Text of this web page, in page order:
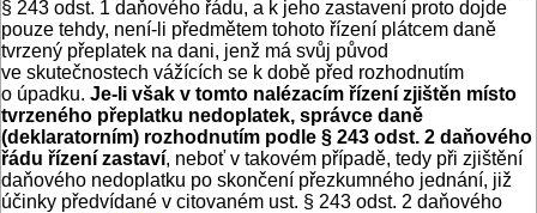
§ 243 odst. 1 daňového řádu, a k jeho zastavení proto dojde
pouze tehdy, není-li předmětem tohoto řízení plátcem daně
tvrzený přeplatek na dani, jenž má svůj původ
ve skutečnostech vážících se k době před rozhodnutím
o úpadku. Je-li však v tomto nalézacím řízení zjištěn místo
tvrzeného přeplatku nedoplatek, správce daně
(deklaratorním) rozhodnutím podle § 243 odst. 2 daňového
řádu řízení zastaví, neboť v takovém případě, tedy při zjištění
daňového nedoplatku po skončení přezkumného jednání, již
účinky předvídané v citovaném ust. § 243 odst. 2 daňového